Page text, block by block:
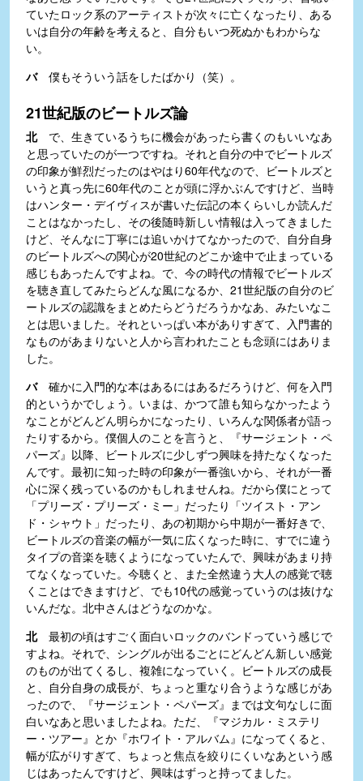
ていたロック系のアーティストが次々に亡くなったり、ある
いは自分の年齢を考えると、自分もいつ死ぬかもわからな
い。
バ僕もそういう話をしたばかり（笑）。
21世紀版のビートルズ論
北で、生きているうちに機会があったら書くのもいいなあ
と思っていたのが一つですね。それと自分の中でビートルズ
の印象が鮮烈だったのはやはり60年代なので、ビートルズと
いうと真っ先に60年代のことが頭に浮かぶんですけど、当時
はハンター・デイヴィスが書いた伝記の本くらいしか読んだ
ことはなかったし、その後随時新しい情報は入ってきました
けど、そんなに丁寧には追いかけてなかったので、自分自身
のビートルズへの関心が20世紀のどこか途中で止まっている
感じもあったんですよね。で、今の時代の情報でビートルズ
を聴き直してみたらどんな風になるか、21世紀版の自分のビ
ートルズの認識をまとめたらどうだろうかなあ、みたいなこ
とは思いました。それといっぱい本がありすぎて、入門書的
なものがあまりないと人から言われたことも念頭にはありま
した。
バ確かに入門的な本はあるにはあるだろうけど、何を入門
的というかでしょう。いまは、かつて誰も知らなかったよう
なことがどんどん明らかになったり、いろんな関係者が語っ
たりするから。僕個人のことを言うと、『サージェント・ペ
パーズ』以降、ビートルズに少しずつ興味を持たなくなった
んです。最初に知った時の印象が一番強いから、それが一番
心に深く残っているのかもしれませんね。だから僕にとって
「プリーズ・プリーズ・ミー」だったり「ツイスト・アン
ド・シャウト」だったり、あの初期から中期が一番好きで、
ビートルズの音楽の幅が一気に広くなった時に、すでに違う
タイプの音楽を聴くようになっていたんで、興味があまり持
てなくなっていた。今聴くと、また全然違う大人の感覚で聴
くことはできますけど、でも10代の感覚っていうのは抜けな
いんだな。北中さんはどうなのかな。
北最初の頃はすごく面白いロックのバンドっていう感じで
すよね。それで、シングルが出るごとにどんどん新しい感覚
のものが出てくるし、複雑になっていく。ビートルズの成長
と、自分自身の成長が、ちょっと重なり合うような感じがあ
ったので、『サージェント・ペパーズ』までは文句なしに面
白いなあと思いましたよね。ただ、『マジカル・ミステリ
ー・ツアー』とか『ホワイト・アルバム』になってくると、
幅が広がりすぎて、ちょっと焦点を絞りにくいなあという感
じはあったんですけど、興味はずっと持ってました。